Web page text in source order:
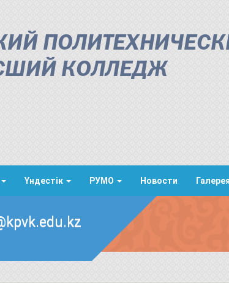
КОЛЛЕДЖ
Үндестік РУМО Новости Галерея